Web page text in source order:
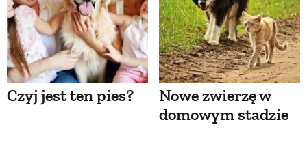
Czyj jest ten pies?
Nowe zwierzę w
domowym stadzie